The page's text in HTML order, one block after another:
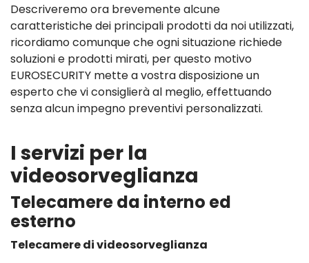
Descriveremo ora brevemente alcune
caratteristiche dei principali prodotti da noi utilizzati,
ricordiamo comunque che ogni situazione richiede
soluzioni e prodotti mirati, per questo motivo
EUROSECURITY mette a vostra disposizione un
esperto che vi consiglierà al meglio, effettuando
senza alcun impegno preventivi personalizzati.
I servizi per la
videosorveglianza
Telecamere da interno ed
esterno
Telecamere di videosorveglianza